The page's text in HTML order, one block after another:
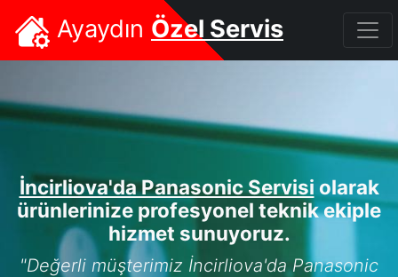
Ayaydın Özel Servis
İncirliova'da Panasonic Servisi olarak
ürünlerinize profesyonel teknik ekiple
hizmet sunuyoruz.
"Değerli müşterimiz İncirliova'da Panasonic